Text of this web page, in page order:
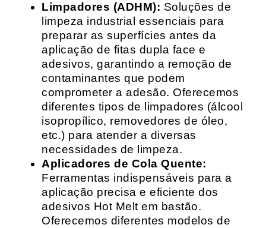
Limpadores (ADHM): Soluções de
limpeza industrial essenciais para
preparar as superfícies antes da
aplicação de fitas dupla face e
adesivos, garantindo a remoção de
contaminantes que podem
comprometer a adesão. Oferecemos
diferentes tipos de limpadores (álcool
isopropílico, removedores de óleo,
etc.) para atender a diversas
necessidades de limpeza.
Aplicadores de Cola Quente:
Ferramentas indispensáveis para a
aplicação precisa e eficiente dos
adesivos Hot Melt em bastão.
Oferecemos diferentes modelos de